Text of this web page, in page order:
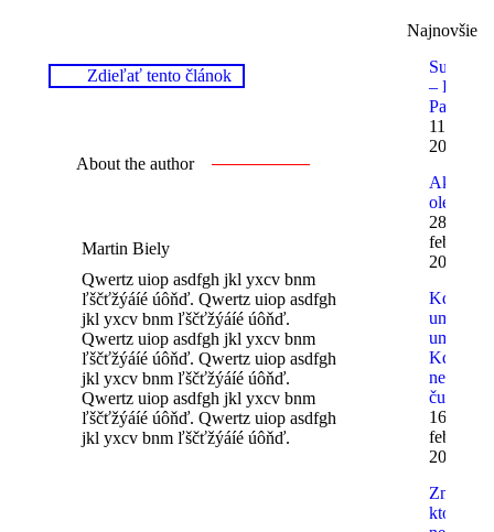
Zdieľať tento článok
About the author
Martin Biely
Qwertz uiop asdfgh jkl yxcv bnm
ľščťžýáíé úôňď. Qwertz uiop asdfgh
jkl yxcv bnm ľščťžýáíé úôňď.
Qwertz uiop asdfgh jkl yxcv bnm
ľščťžýáíé úôňď. Qwertz uiop asdfgh
jkl yxcv bnm ľščťžýáíé úôňď.
Qwertz uiop asdfgh jkl yxcv bnm
ľščťžýáíé úôňď. Qwertz uiop asdfgh
jkl yxcv bnm ľščťžýáíé úôňď.
Najnovšie
– Ducati
Panigale
11.
2013
Aký
olej?
28.
februára
2012
Kdo
umí,
umí.
Kdo
neumí,
čumí.
16.
februára
2012
Značky
ktoré